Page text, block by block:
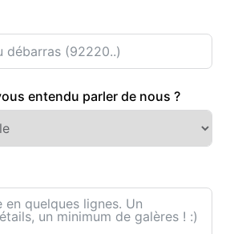
entendu parler de nous ?